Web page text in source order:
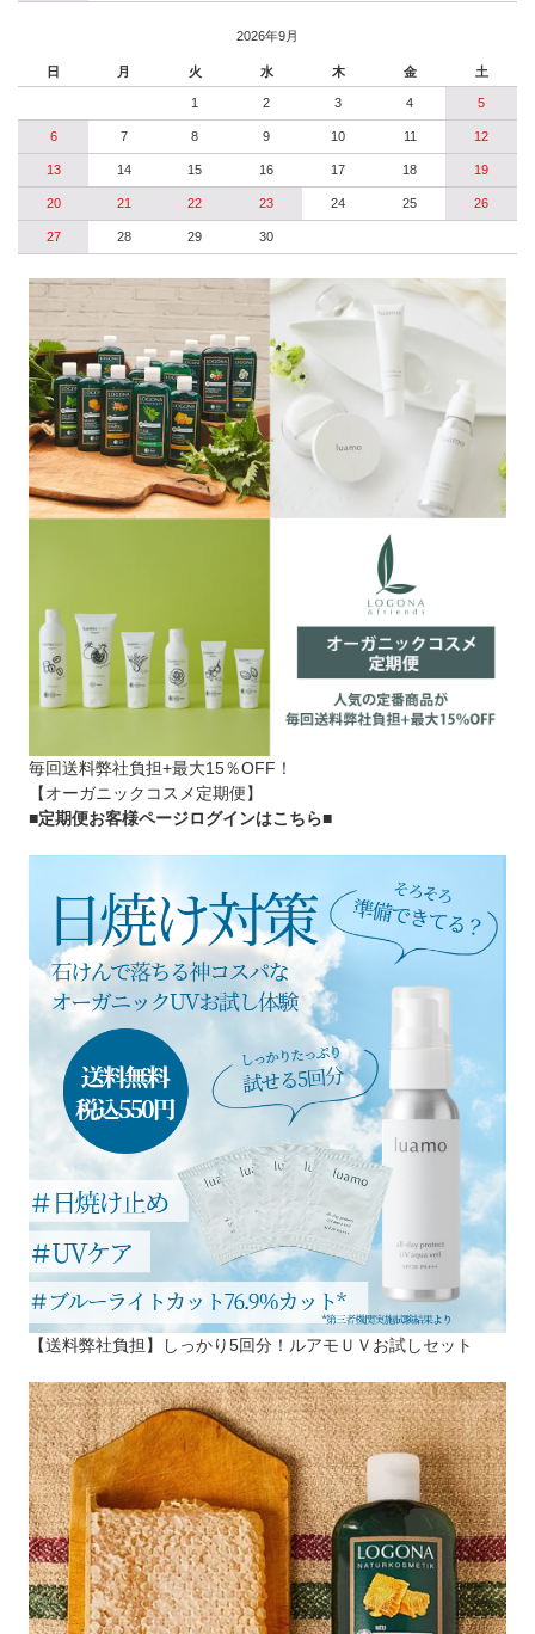
2026年9月
日 月 火 水 木 金 土
1 2 3 4 5
6 7 8 9 10 11 12
13 14 15 16 17 18 19
20 21 22 23 24 25 26
27 28 29 30
毎回送料弊社負担+最大15％OFF！
【オーガニックコスメ定期便】
■定期便お客様ページログインはこちら■
【送料弊社負担】しっかり5回分！ルアモＵＶお試しセット